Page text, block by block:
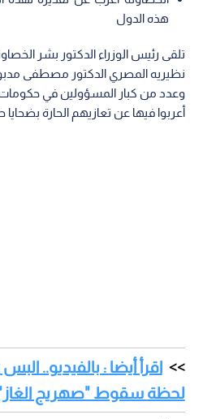
هذه الدول
تلقى رئيس الوزراء الدكتور بشر
نظيريه المصري الدكتور مصطفى
وعدد من كبار المسؤولين في
أعربوا فيها عن تعازيهم الحارة بضحايا
اقرأ أيضا : بالفيديو..
لحظة سقوط "صهريج الغاز"